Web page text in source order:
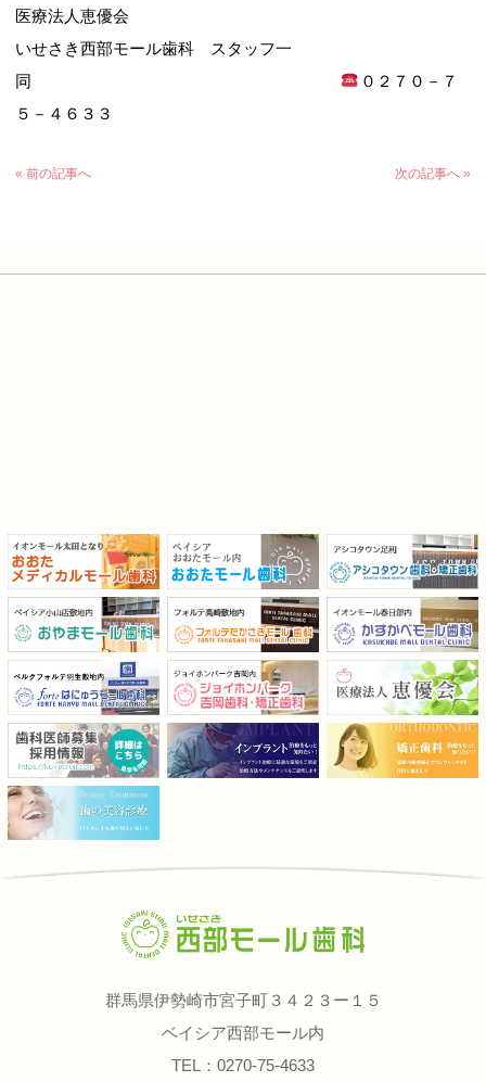
医療法人恵優会
いせさき西部モール歯科 スタッフ一
同
０２７０－７
５－４６３３
« 前の記事へ 次の記事へ »
群馬県伊勢崎市宮子町３４２３ー１５
ベイシア西部モール内
TEL：0270-75-4633